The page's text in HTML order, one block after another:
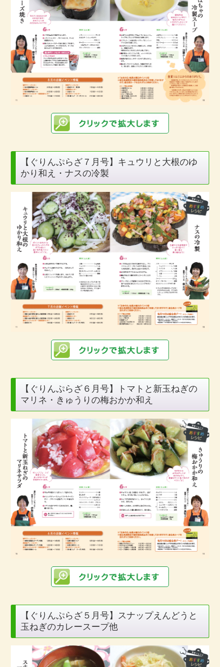
【ぐりんぷらざ７月号】キュウリと大根のゆ
かり和え・ナスの冷製
【ぐりんぷらざ６月号】トマトと新玉ねぎの
マリネ・きゅうりの梅おかか和え
【ぐりんぷらざ５月号】スナップえんどうと
玉ねぎのカレースープ他